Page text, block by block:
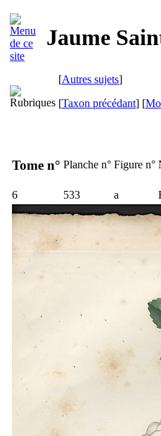
Jaume
[Autres sujets]
[Taxon précédant] [
Tome n° Planche n° Figure n°
6 533 a